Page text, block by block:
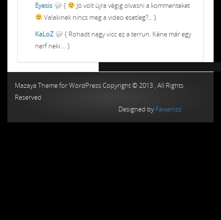
Eyesis
{
Jó volt újra végig olvasni a kommenteket
Valakinek nincs meg a video esetleg?... }
KaLoZ
{ Rohadt nagy vicc ez a terrun. Kéne már egy
nerf neki ... }
Mazaya Theme for WordPress Copyright © 2013 , All Rights
Reserved
Designed by Fawaniss